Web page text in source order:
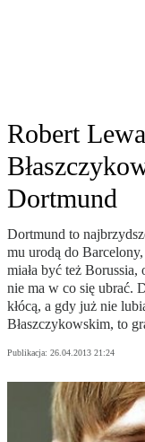
Robert
Dortmund
Dortmund to
mu urodą do
miała być też
nie ma w co się ubrać.
kłócą, a gdy już nie
Błaszczykowskim, to
Publikacja: 26.04.2013 21:24